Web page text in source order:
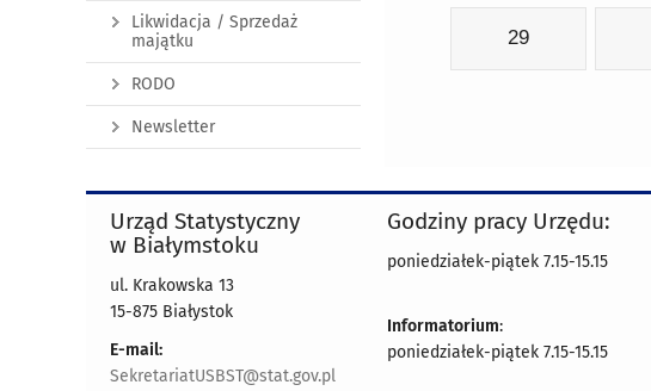
29
Likwidacja / Sprzedaż
majątku
RODO
Newsletter
Urząd Statystyczny
w Białymstoku
ul. Krakowska 13
15-875 Białystok
E-mail:
SekretariatUSBST@stat.gov.pl
Godziny pracy Urzędu:
poniedziałek-piątek 7.15-15.15
Informatorium:
poniedziałek-piątek 7.15-15.15